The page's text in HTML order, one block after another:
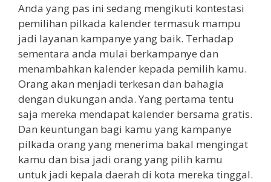
Anda yang pas ini sedang mengikuti kontestasi
pemilihan pilkada kalender termasuk mampu
jadi layanan kampanye yang baik. Terhadap
sementara anda mulai berkampanye dan
menambahkan kalender kepada pemilih kamu.
Orang akan menjadi terkesan dan bahagia
dengan dukungan anda. Yang pertama tentu
saja mereka mendapat kalender bersama gratis.
Dan keuntungan bagi kamu yang kampanye
pilkada orang yang menerima bakal mengingat
kamu dan bisa jadi orang yang pilih kamu
untuk jadi kepala daerah di kota mereka tinggal.